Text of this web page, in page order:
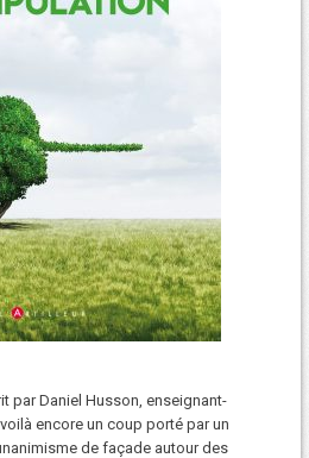
par Daniel Husson, enseignant-
encore un coup porté par un
de façade autour des